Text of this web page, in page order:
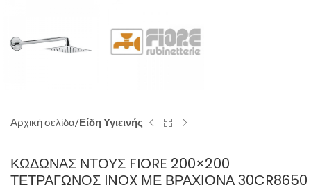
Αρχική σελίδα Είδη Υγιεινής
ΚΏΔΩΝΑΣ ΝΤΟΥΣ FIORE 200×200
ΤΕΤΡΆΓΩΝΟΣ INOX ΜΕ ΒΡΑΧΊΟΝΑ 30CR8650